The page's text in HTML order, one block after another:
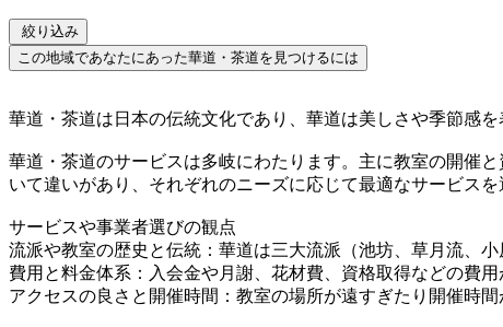
絞り込み
この地域であなたにあった華道・茶道を見つけるには
華道・茶道は日本の伝統文化であり、華道は美しさや季節感
華道・茶道のサービスは多岐にわたります。主に教室の開催
いて違いがあり、それぞれのニーズに応じて最適なサービスを
サービスや事業者選びの観点
流派や教室の歴史と伝統：華道は三大流派（池坊、草月流、
費用と料金体系：入会金や月謝、花材費、資格取得などの費
アクセスの良さと開催時間：教室の場所が遠すぎたり開催時